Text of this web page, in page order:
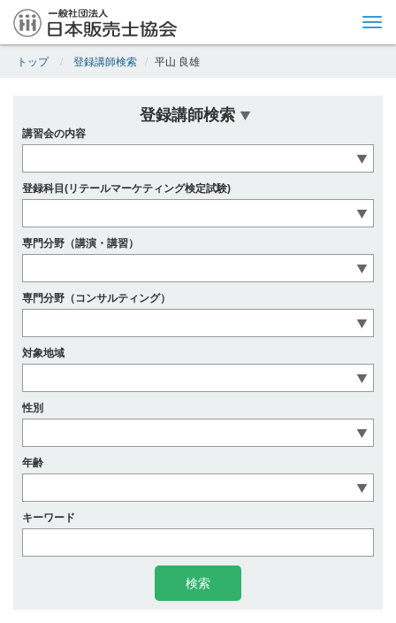
トップ 登録講師検索 平山 良雄
登録講師検索
講習会の内容
登録科目(リテールマーケティング検定試験)
専門分野（講演・講習）
専門分野（コンサルティング）
対象地域
性別
年齢
キーワード